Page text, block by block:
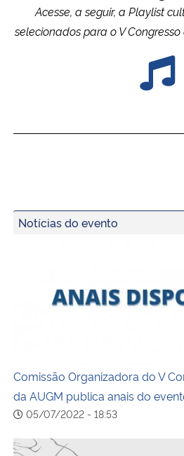
Acesse, a seguir, a Playlist
selecionados para o V
Notícias do evento
Comissão Organizadora do V
da AUGM publica anais do
05/07/2022 - 18:53
Tutorial de acesso aos